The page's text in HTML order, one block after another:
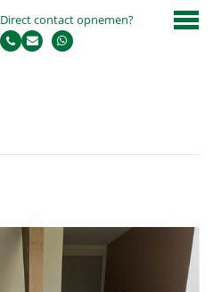
Direct contact opnemen?